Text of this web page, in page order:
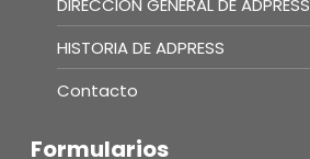
DIRECCIÓN GENERAL DE ADPRESS
HISTORIA DE ADPRESS
Contacto
Formularios